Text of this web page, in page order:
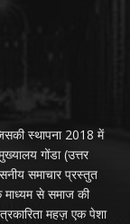
स्थापना 2018 में
गोंडा (उत्तर
समाचार प्रस्तुत
माध्यम से समाज की
महज़ एक पेशा